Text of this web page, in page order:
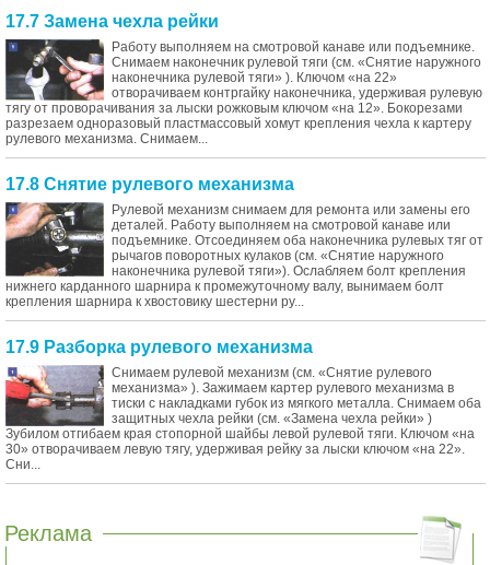
17.7 Замена чехла рейки
Работу выполняем на смотровой канаве или подъемнике.
Снимаем наконечник рулевой тяги (см. «Снятие наружного
наконечника рулевой тяги» ). Ключом «на 22»
отворачиваем контргайку наконечника, удерживая рулевую
тягу от проворачивания за лыски рожковым ключом «на 12». Бокорезами
разрезаем одноразовый пластмассовый хомут крепления чехла к картеру
рулевого механизма. Снимаем...
17.8 Снятие рулевого механизма
Рулевой механизм снимаем для ремонта или замены его
деталей. Работу выполняем на смотровой канаве или
подъемнике. Отсоединяем оба наконечника рулевых тяг от
рычагов поворотных кулаков (см. «Снятие наружного
наконечника рулевой тяги»). Ослабляем болт крепления
нижнего карданного шарнира к промежуточному валу, вынимаем болт
крепления шарнира к хвостовику шестерни ру...
17.9 Разборка рулевого механизма
Снимаем рулевой механизм (см. «Снятие рулевого
механизма» ). Зажимаем картер рулевого механизма в
тиски с накладками губок из мягкого металла. Снимаем оба
защитных чехла рейки (см. «Замена чехла рейки» )
Зубилом отгибаем края стопорной шайбы левой рулевой тяги. Ключом «на
30» отворачиваем левую тягу, удерживая рейку за лыски ключом «на 22».
Сни...
Реклама